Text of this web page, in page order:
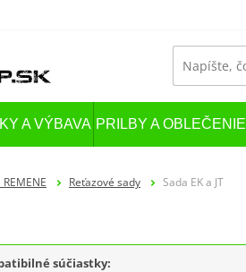
A VÝBAVA PRILBY A OBLEČENIE
Reťazové sady Sada EK a JT
súčiastky: